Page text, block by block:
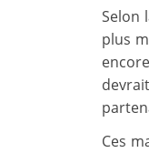
Selon
plus
Ces